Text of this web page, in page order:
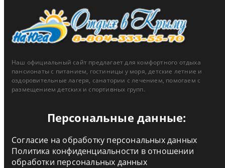
Наш официальный сайт предлагает для комфортного отдыха
пансионаты с питанием, гостиницы у моря, детские летние и
оздоровительные лагеря, санатории с лечением, помогаем с
размещением детских и спортивных групп.
Персональные данные:
Согласие на обработку персональных данных
Политика конфиденциальности в отношении
обработки персональных данных